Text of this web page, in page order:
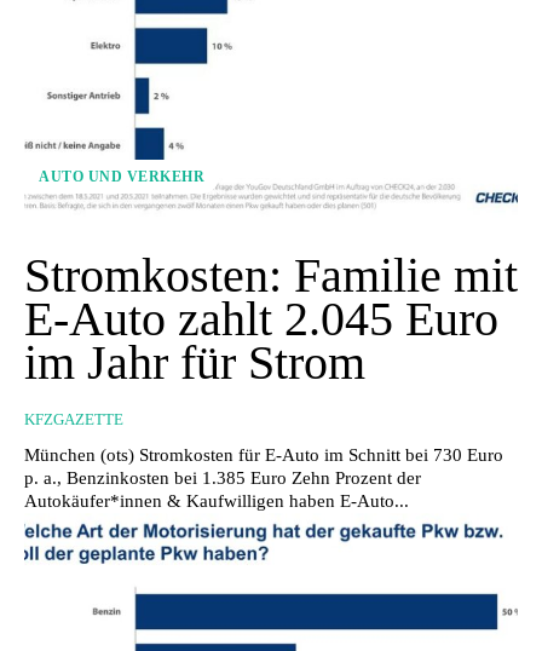
AUTO UND VERKEHR
Stromkosten: Familie mit
E-Auto zahlt 2.045 Euro
im Jahr für Strom
KFZGAZETTE
München (ots) Stromkosten für E-Auto im Schnitt bei 730 Euro
p. a., Benzinkosten bei 1.385 Euro Zehn Prozent der
Autokäufer*innen & Kaufwilligen haben E-Auto...